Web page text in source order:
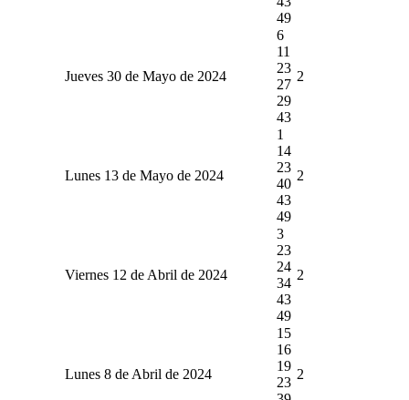
49
Jueves 30 de Mayo de 2024
6
11
23
27
29
43
2
Lunes 13 de Mayo de 2024
1
14
23
40
43
49
2
Viernes 12 de Abril de 2024
3
23
24
34
43
49
2
Lunes 8 de Abril de 2024
15
16
19
23
2